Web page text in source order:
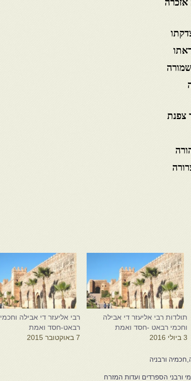
צפנת
תולדות רבי אליעזר די אבילה
וחכמי רבאט -חסד ואמת
3 ביולי 2016
רבי אליעזר די אבילה וחכמי
רבאט-חסד ואמת
7 באוקטובר 2015
ורבניה
ורבני הספרדים ועדות המזרח